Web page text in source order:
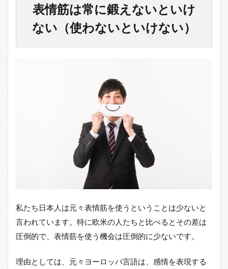
見ら
れる
9
表情筋は常に鍛えないといけ
ない（使わないといけない）
私たち日本人は元々表情筋を使うということは少ないと
言われています。特に欧米の人たちと比べるとその差は
圧倒的で、表情筋を使う機会は圧倒的に少ないです。
理由としては、元々ヨーロッパ言語は、感情を表現する